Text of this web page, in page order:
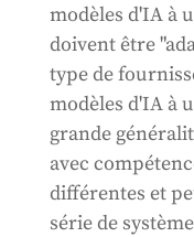
modèles d'IA à
doivent être
type de
modèles d'IA à
grande
avec
différentes et
série de